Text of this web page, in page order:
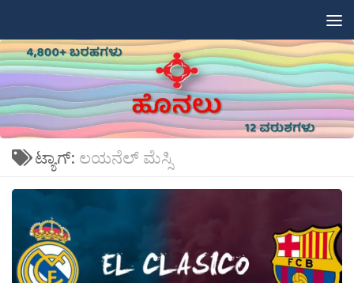
ಟ್ಯಾಗ್: ಲಯನೆಲ್ ಮೆಸ್ಸಿ